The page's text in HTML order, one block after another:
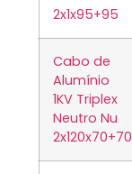
2x1x95+95
Cabo de
Alumínio
1KV Triplex
Neutro Nu
2x120x70+70